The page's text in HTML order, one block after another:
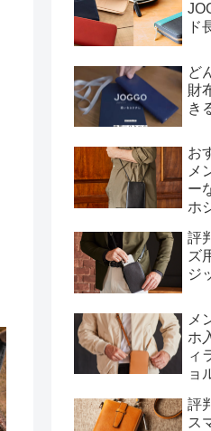
ド
ど
財
き
お
メ
ー
ホ
評
ズ
ジ
メ
ホ
ィ
ョ
評
ス